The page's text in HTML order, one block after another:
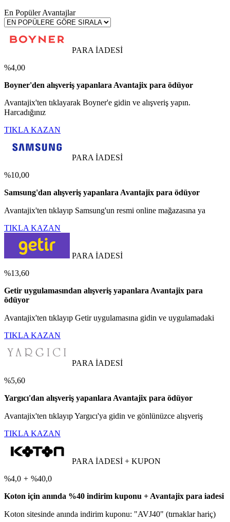
En Popüler Avantajlar
PARA İADESİ
%4,00
Boyner'den alışveriş yapanlara Avantajix para ödüyor
Avantajix'ten tıklayarak Boyner'e gidin ve alışveriş yapın.
Harcadığınız
TIKLA KAZAN
PARA İADESİ
%10,00
Samsung'dan alışveriş yapanlara Avantajix para ödüyor
Avantajix'ten tıklayıp Samsung'un resmi online mağazasına ya
TIKLA KAZAN
PARA İADESİ
%13,60
Getir uygulamasından alışveriş yapanlara Avantajix para
ödüyor
Avantajix'ten tıklayıp Getir uygulamasına gidin ve uygulamadaki
TIKLA KAZAN
PARA İADESİ
%5,60
Yargıcı'dan alışveriş yapanlara Avantajix para ödüyor
Avantajix'ten tıklayıp Yargıcı'ya gidin ve gönlünüzce alışveriş
TIKLA KAZAN
PARA İADESİ + KUPON
%4,0 + %40,0
Koton için anında %40 indirim kuponu + Avantajix para iadesi
Koton sitesinde anında indirim kuponu: "AVJ40" (tırnaklar hariç)